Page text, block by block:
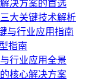
决方案的首选
大关键技术解析
与行业应用指南
指南
行业应用全景
核心解决方案